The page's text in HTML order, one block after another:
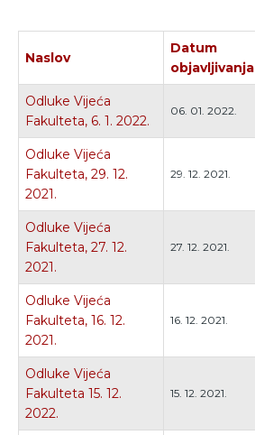
Naslov
Datum
objavljivanja
Odluke Vijeća
Fakulteta, 6. 1. 2022.
06. 01. 2022.
Odluke Vijeća
Fakulteta, 29. 12.
2021.
29. 12. 2021.
Odluke Vijeća
Fakulteta, 27. 12.
2021.
27. 12. 2021.
Odluke Vijeća
Fakulteta, 16. 12.
2021.
16. 12. 2021.
Odluke Vijeća
Fakulteta 15. 12.
2022.
15. 12. 2021.